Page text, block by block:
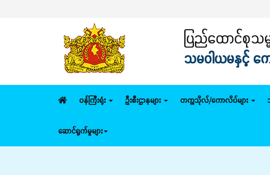
ပြည်ထောင်စုသ
သမဝါယမနှင့် ကျ
ဝန်ကြီးရုံး ဦးစီးဌာနများ တက္ကသိုလ်/ကောလိပ်များ
ဆောင်ရွက်မှုများ